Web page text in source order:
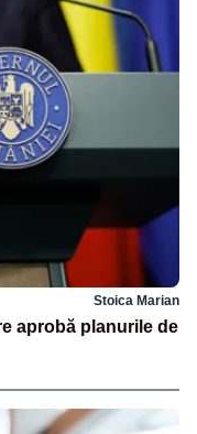
Stoica Marian
aprobă planurile de